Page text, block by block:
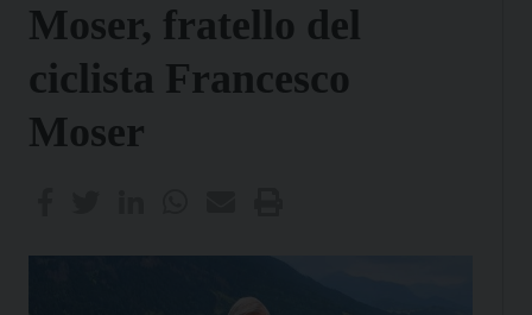
Moser, fratello del
ciclista Francesco
Moser